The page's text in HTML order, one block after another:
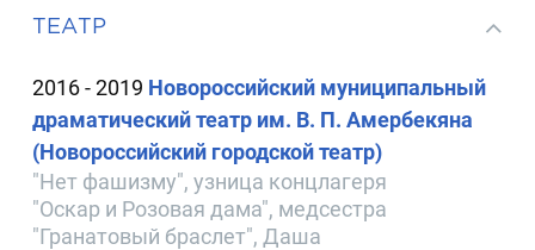
ТЕАТР
2016 - 2019 Новороссийский муниципальный
драматический театр им. В. П. Амербекяна
(Новороссийский городской театр)
"Нет фашизму", узница концлагеря
"Оскар и Розовая дама", медсестра
"Гранатовый браслет", Даша